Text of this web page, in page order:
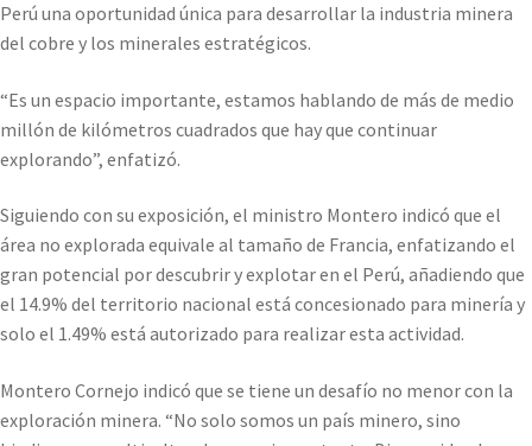
Perú una oportunidad única para desarrollar la industria minera
del cobre y los minerales estratégicos.
“Es un espacio importante, estamos hablando de más de medio
millón de kilómetros cuadrados que hay que continuar
explorando”, enfatizó.
Siguiendo con su exposición, el ministro Montero indicó que el
área no explorada equivale al tamaño de Francia, enfatizando el
gran potencial por descubrir y explotar en el Perú, añadiendo que
el 14.9% del territorio nacional está concesionado para minería y
solo el 1.49% está autorizado para realizar esta actividad.
Montero Cornejo indicó que se tiene un desafío no menor con la
exploración minera. “No solo somos un país minero, sino